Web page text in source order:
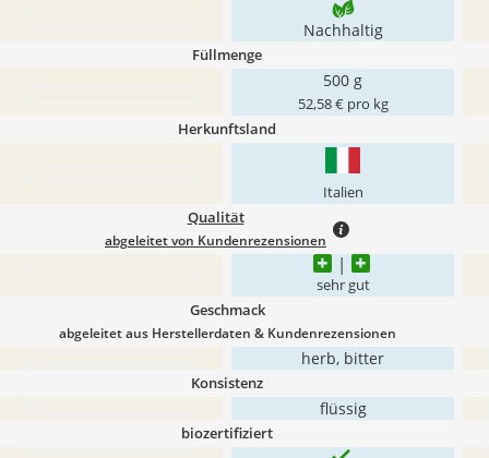
Nachhaltig
Füllmenge
500 g
52,58 € pro kg
Herkunftsland
Italien
Qualität
abgeleitet von Kundenrezensionen
sehr gut
Geschmack
abgeleitet aus Herstellerdaten & Kundenrezensionen
herb, bitter
Konsistenz
flüssig
biozertifiziert